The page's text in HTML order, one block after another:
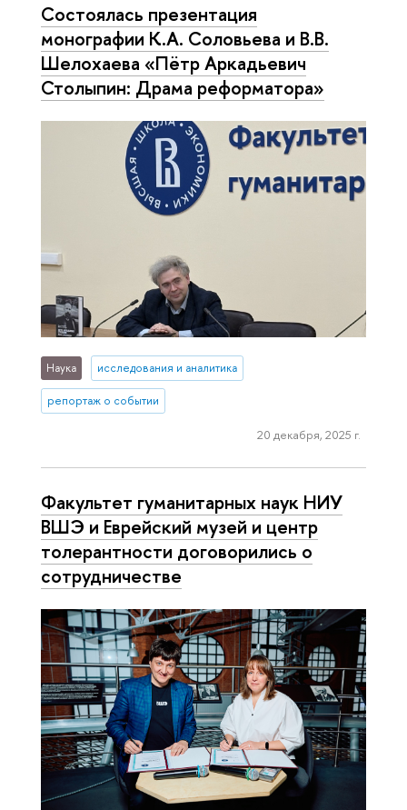
Состоялась презентация
монографии К.А. Соловьева и В.В.
Шелохаева «Пётр Аркадьевич
Столыпин: Драма реформатора»
Наука исследования и аналитика
репортаж о событии
20 декабря, 2025 г.
Факультет гуманитарных наук НИУ
ВШЭ и Еврейский музей и центр
толерантности договорились о
сотрудничестве